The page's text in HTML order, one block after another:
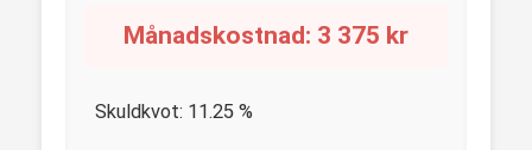
Månadskostnad: 3 375 kr
Skuldkvot: 11.25 %